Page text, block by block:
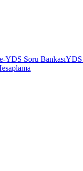
YDS Soru BankasıYDS